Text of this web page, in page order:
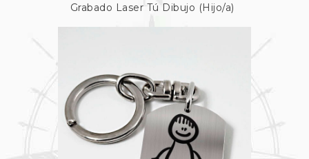
Grabado Laser Tú Dibujo (Hijo/a)